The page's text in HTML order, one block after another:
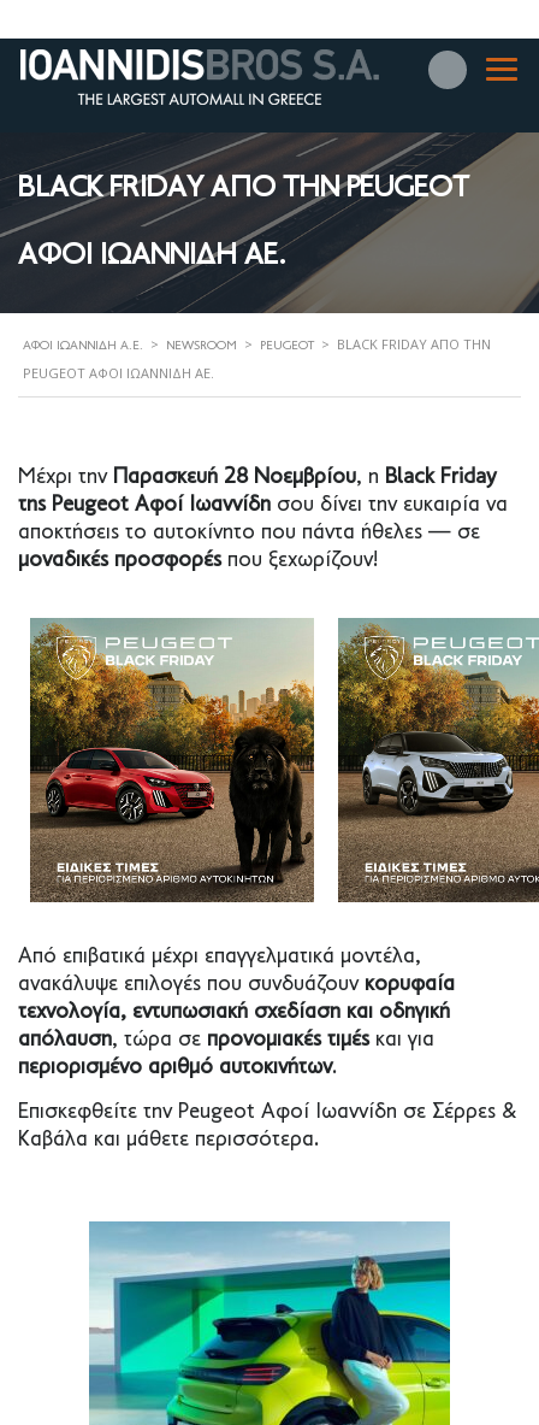
BLACK FRIDAY ΑΠΟ ΤΗΝ PEUGEOT
ΑΦΟΙ ΙΩΑΝΝΙΔΗ ΑΕ.
ΑΦΟΊ ΙΩΑΝΝΊΔΗ Α.Ε. > NEWSROOM > PEUGEOT > BLACK FRIDAY ΑΠΟ ΤΗΝ
PEUGEOT ΑΦΟΙ ΙΩΑΝΝΙΔΗ ΑΕ.
Μέχρι την Παρασκευή 28 Νοεμβρίου, η Black Friday
της Peugeot Αφοί Ιωαννίδη σου δίνει την ευκαιρία να
αποκτήσεις το αυτοκίνητο που πάντα ήθελες — σε
μοναδικές προσφορέςπου ξεχωρίζουν!
Από επιβατικά μέχρι επαγγελματικά μοντέλα,
ανακάλυψε επιλογές που συνδυάζουν κορυφαία
τεχνολογία, εντυπωσιακή σχεδίαση και οδηγική
απόλαυση, τώρα σε προνομιακές τιμέςκαι για
περιορισμένο αριθμό αυτοκινήτων.
Επισκεφθείτε την Peugeot Αφοί Ιωαννίδη σε Σέρρες &
Καβάλα και μάθετε περισσότερα.